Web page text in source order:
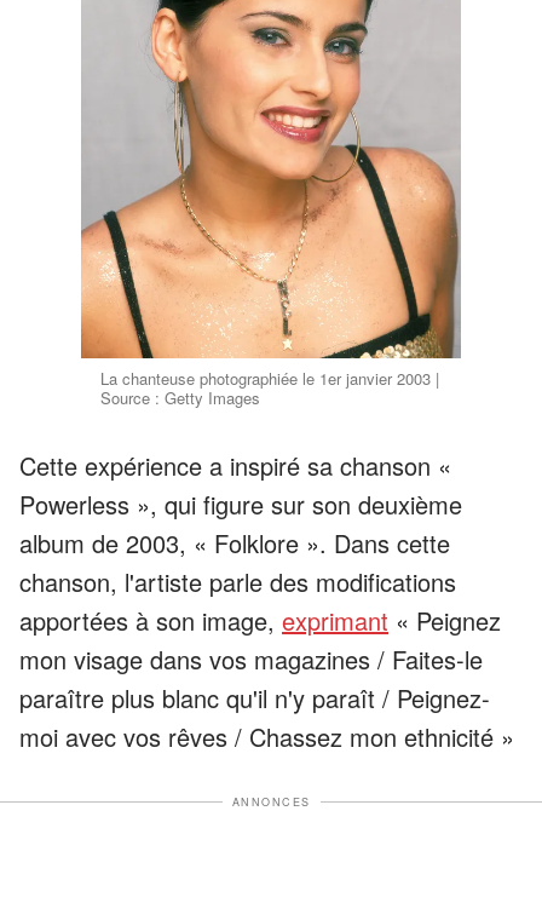
La chanteuse photographiée le 1er janvier 2003 |
Source : Getty Images
Cette expérience a inspiré sa chanson «
Powerless », qui figure sur son deuxième
album de 2003, « Folklore ». Dans cette
chanson, l'artiste parle des modifications
apportées à son image, exprimant « Peignez
mon visage dans vos magazines / Faites-le
paraître plus blanc qu'il n'y paraît / Peignez-
moi avec vos rêves / Chassez mon ethnicité »
ANNONCES